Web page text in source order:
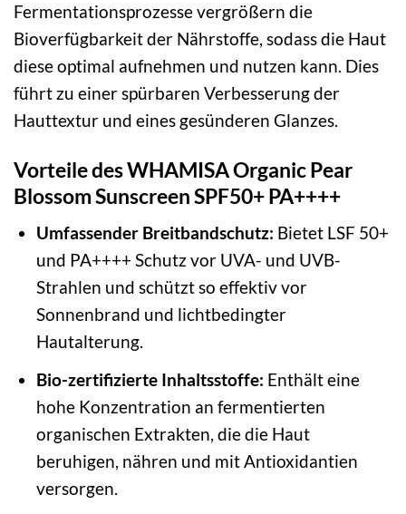
Fermentationsprozesse vergrößern die
Bioverfügbarkeit der Nährstoffe, sodass die Haut
diese optimal aufnehmen und nutzen kann. Dies
führt zu einer spürbaren Verbesserung der
Hauttextur und eines gesünderen Glanzes.
Vorteile des WHAMISA Organic Pear
Blossom Sunscreen SPF50+ PA++++
Umfassender Breitbandschutz: Bietet LSF 50+
und PA++++ Schutz vor UVA- und UVB-
Strahlen und schützt so effektiv vor
Sonnenbrand und lichtbedingter
Hautalterung.
Bio-zertifizierte Inhaltsstoffe: Enthält eine
hohe Konzentration an fermentierten
organischen Extrakten, die die Haut
beruhigen, nähren und mit Antioxidantien
versorgen.